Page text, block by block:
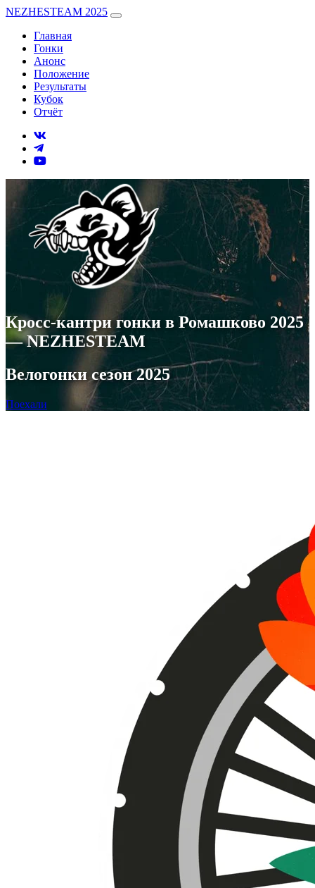
NEZHESTEAM 2025
Главная
Гонки
Анонс
Положение
Результаты
Кубок
Отчёт
Кросс-кантри гонки в Ромашково 2025
— NEZHESTEAM
Велогонки сезон 2025
Поехали